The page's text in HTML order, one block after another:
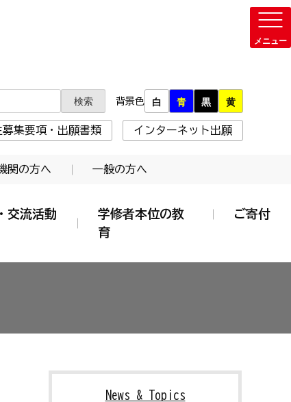
背景色 白 青 黒 黄
募集要項・出願書類 インターネット出願
関の方へ 一般の方へ
交流活動
学修者本位の教
育
ご寄付
News & Topics